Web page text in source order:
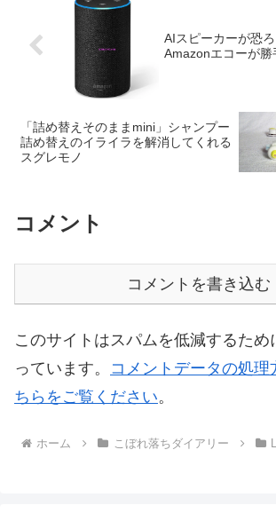
AIスピーカーが恐ろ
Amazonエコーが勝
「詰め替えそのままmini」シャンプー
詰め替えのイライラを解消してくれる
スグレモノ
コメント
コメントを書き込む
このサイトはスパムを低減するため
っています。 コメントデータの処理
ちらをご覧ください。
ホーム こぼれ落ちダイアリー